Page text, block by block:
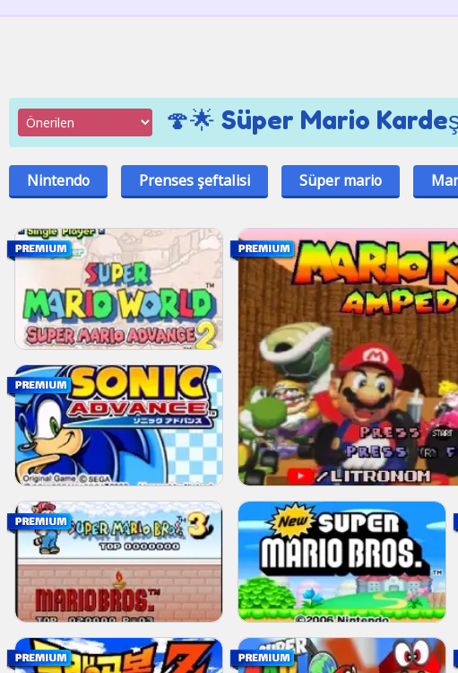
🍄🌟 Süper Mario
Nintendo Prenses şeftalisi Süper mario